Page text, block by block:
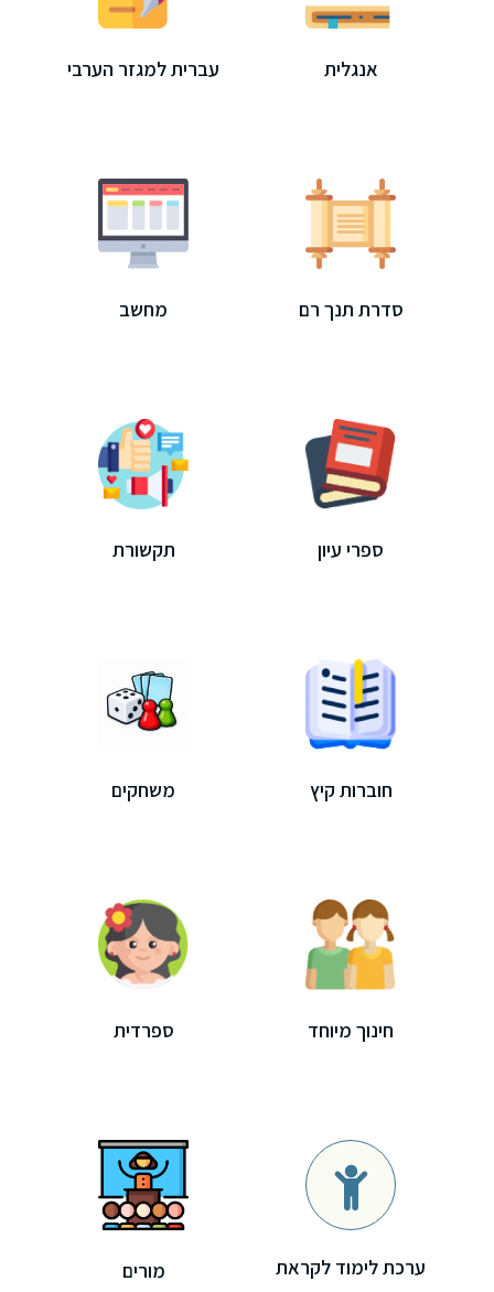
כניסה
הרשמה
הקטגוריות
שלנו
אנגלית עברית למגזר הערבי
סדרת תנך רם מחשב
ספרי עיון תקשורת
חוברות קיץ משחקים
חינוך מיוחד ספרדית
ערכת לימוד לקראת
מורים